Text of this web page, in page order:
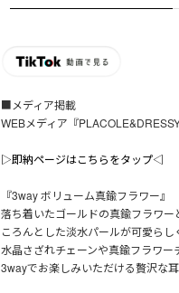
■メディア掲載
WEBメディア『
▷即納ページはこちらをタップ◁
『3way ボリューム真鍮フラワー』
落ち着いたゴールドの真鍮フラワ
ころんとした淡水パールが可愛らし
水晶さざれチェーンや真鍮フラワー
3wayでお楽しみいただける贅沢な耳